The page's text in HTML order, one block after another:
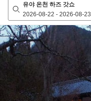
유야 온천 하즈 갓쇼
2026-08-22 - 2026-08-23